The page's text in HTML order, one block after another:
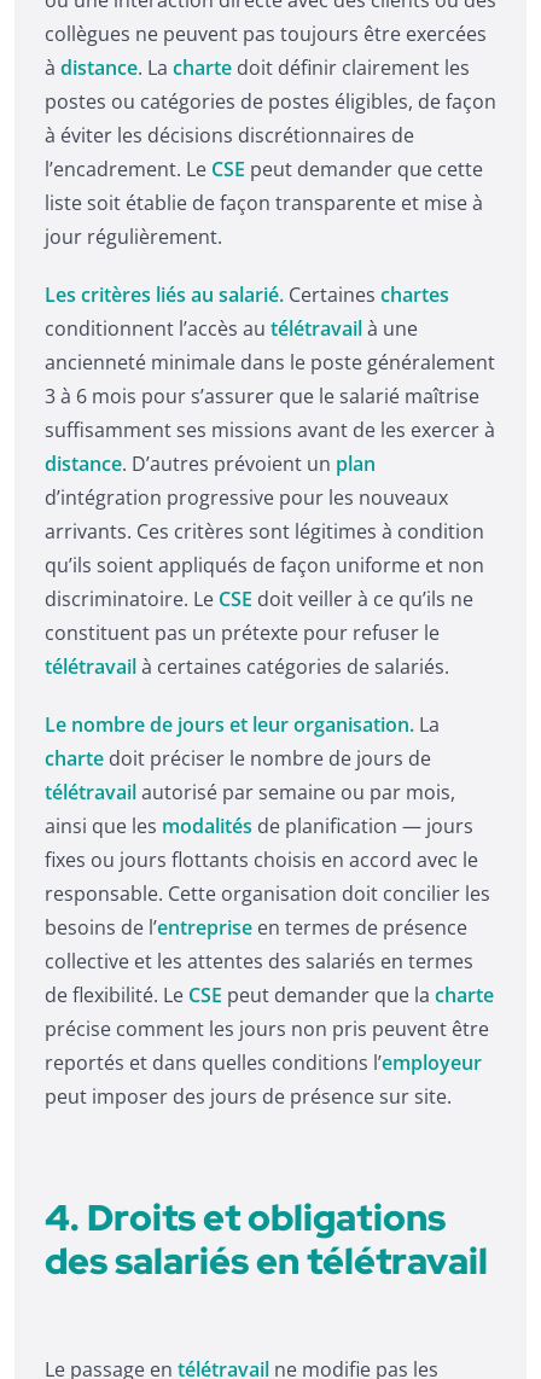
collègues ne peuvent pas toujours être exercées
à distance. La charte doit définir clairement les
postes ou catégories de postes éligibles, de façon
à éviter les décisions discrétionnaires de
l’encadrement. Le CSE peut demander que cette
liste soit établie de façon transparente et mise à
jour régulièrement.
Les critères liés au salarié. Certaines chartes
conditionnent l’accès au télétravailà une
ancienneté minimale dans le poste généralement
3 à 6 mois pour s’assurer que le salarié maîtrise
suffisamment ses missions avant de les exercer à
distance. D’autres prévoient un plan
d’intégration progressive pour les nouveaux
arrivants. Ces critères sont légitimes à condition
qu’ils soient appliqués de façon uniforme et non
discriminatoire. Le CSE doit veiller à ce qu’ils ne
constituent pas un prétexte pour refuser le
télétravailà certaines catégories de salariés.
Le nombre de jours et leur organisation. La
charte doit préciser le nombre de jours de
télétravailautorisé par semaine ou par mois,
ainsi que les modalités de planification — jours
fixes ou jours flottants choisis en accord avec le
responsable. Cette organisation doit concilier les
besoins de l’entreprise en termes de présence
collective et les attentes des salariés en termes
de flexibilité. Le CSE peut demander que la charte
précise comment les jours non pris peuvent être
reportés et dans quelles conditions l’employeur
peut imposer des jours de présence sur site.
4. Droits et obligations
des salariés en télétravail
Le passage en télétravail ne modifie pas les